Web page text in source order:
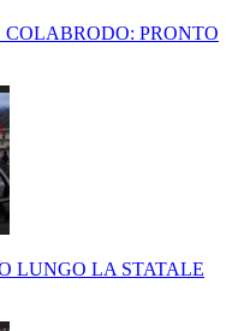
PRONTO
LUNGO LA STATALE